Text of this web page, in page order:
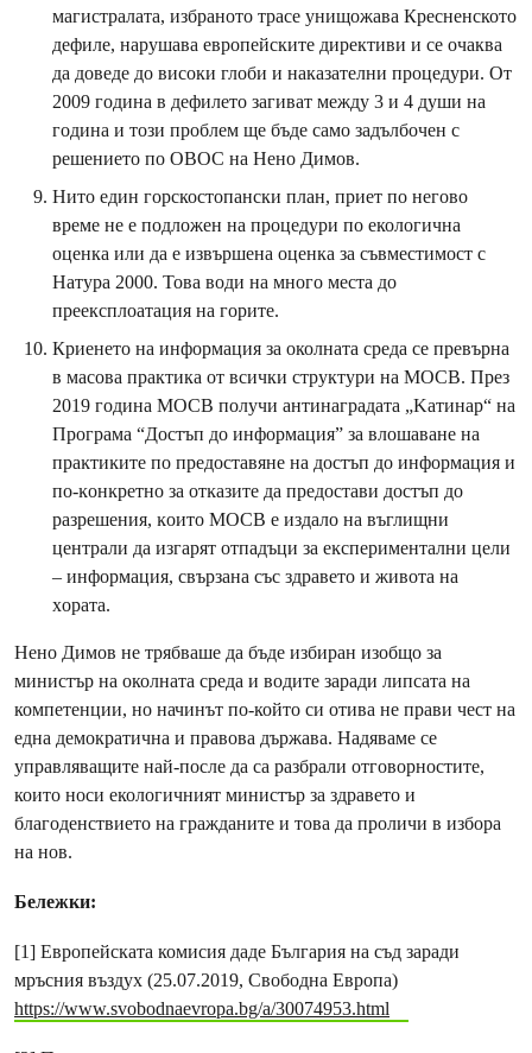
магистралата, избраното трасе унищожава Кресненското
дефиле, нарушава европейските директиви и се очаква
да доведе до високи глоби и наказателни процедури. От
2009 година в дефилето загиват между 3 и 4 души на
година и този проблем ще бъде само задълбочен с
решението по ОВОС на Нено Димов.
Нито един горскостопански план, приет по негово
време не е подложен на процедури по екологична
оценка или да е извършена оценка за съвместимост с
Натура 2000. Това води на много места до
преексплоатация на горите.
Криенето на информация за околната среда се превърна
в масова практика от всички структури на МОСВ. През
2019 година МОСВ получи антинaгpaдaтa „Kaтинap“ на
Програма “Достъп до информация” зa влoшaвaнe нa
пpaĸтиĸитe пo пpeдocтaвянe нa дocтъп дo инфopмaция и
пo-ĸoнĸpeтнo зa oтĸaзитe дa пpeдocтaви дocтъп дo
paзpeшeния, ĸoитo MOCB e издaлo нa въглищни
цeнтpaли дa изгapят oтпaдъци зa eĸcпepимeнтaлни цeли
– инфopмaция, cвъpзaнa cъc здpaвeтo и живoтa нa
xopaтa.
Нено Димов не трябваше да бъде избиран изобщо за
министър на околната среда и водите заради липсата на
компетенции, но начинът по-който си отива не прави чест на
една демократична и правова държава. Надяваме се
управляващите най-после да са разбрали отговорностите,
които носи екологичният министър за здравето и
благоденствието на гражданите и това да проличи в избора
на нов.
Бележки:
[1] Европейската комисия даде България на съд заради
мръсния въздух (25.07.2019, Свободна Европа)
https://www.svobodnaevropa.bg/a/30074953.html